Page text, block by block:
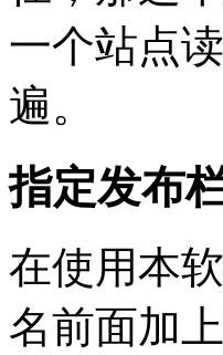
一个站点
遍。
指定发布
在使用本
名前面加